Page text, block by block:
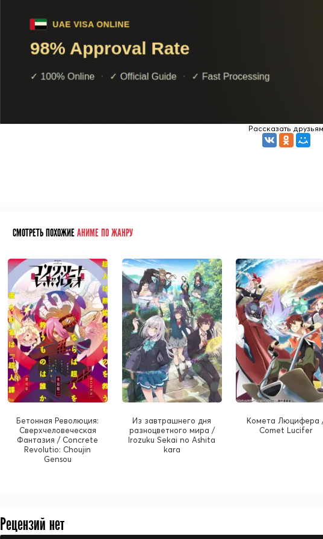
Рассказать друзьям
СМОТРЕТЬ ПОХОЖИЕАНИМЕ ПО ЖАНРУ
Бетонная Революция:
Сверхчеловеческая
Фантазия / Concrete
Revolutio: Choujin
Gensou
Из завтрашнего дня
разноцветного мира /
Irozuku Sekai no Ashita
kara
Комета Люцифера
Comet Lucifer
Рецензий нет